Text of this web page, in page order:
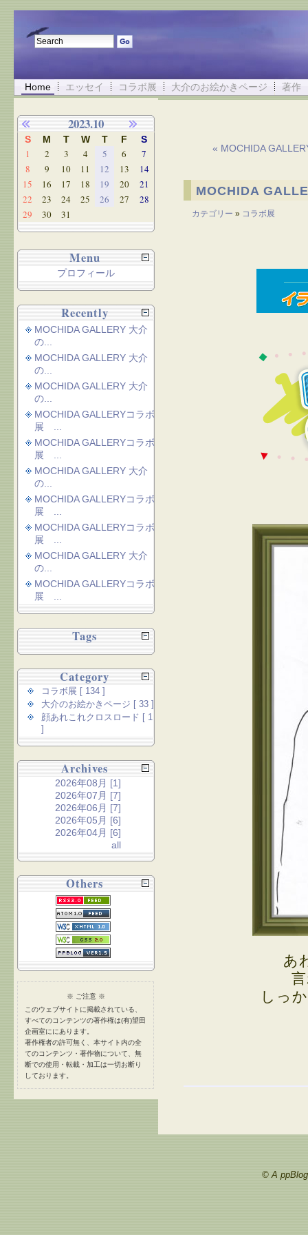
Home エッセイ コラボ展 大介のお絵かきページ 著作
« MOCHIDA
MOCHIDA
カテゴリー » コラボ展
あ
しっ
2023.10
S M T W T F S
1 2 3 4 5 6
7
8
9 10 11 12 13
14
15
16 17 18 19 20
21
22
23 24 25 26 27
28
29
30 31
Menu
プロフィール
Recently
MOCHIDA GALLERY 大介
の...
MOCHIDA GALLERY 大介
の...
MOCHIDA GALLERY 大介
の...
MOCHIDA GALLERYコラボ
展 ...
MOCHIDA GALLERYコラボ
展 ...
MOCHIDA GALLERY 大介
の...
MOCHIDA GALLERYコラボ
展 ...
MOCHIDA GALLERYコラボ
展 ...
MOCHIDA GALLERY 大介
の...
MOCHIDA GALLERYコラボ
展 ...
Tags
Category
コラボ展 [ 134 ]
大介のお絵かきページ [ 33 ]
顔あれこれクロスロード [ 1
Archives
2026年08月 [1]
2026年07月 [7]
2026年06月 [7]
2026年05月 [6]
2026年04月 [6]
all
Others
※ ご注意 ※
このウェブサイトに掲載されている、
すべてのコンテンツの著作権は(有)望田
企画室ににあります。
著作権者の許可無く、本サイト内の全
てのコンテンツ・著作物について、無
断での使用・転載・加工は一切お断り
しております。
© A